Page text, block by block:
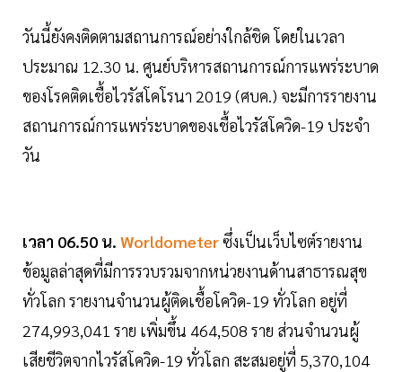
วันนี้ยังคงติดตามสถานการณ์อย่างใกล้ชิด โดยในเวลา
ประมาณ 12.30 น. ศูนย์บริหารสถานการณ์การแพร่ระบาด
ของโรคติดเชื้อไวรัสโคโรนา 2019 (ศบค.) จะมีการรายงาน
สถานการณ์การแพร่ระบาดของเชื้อไวรัสโควิด-19 ประจำ
วัน
เวลา 06.50 น. Worldometerซึ่งเป็นเว็บไซต์รายงาน
ข้อมูลล่าสุดที่มีการรวบรวมจากหน่วยงานด้านสาธารณสุข
ทั่วโลก รายงานจำนวนผู้ติดเชื้อโควิด-19 ทั่วโลก อยู่ที่
274,993,041 ราย เพิ่มขึ้น 464,508 ราย ส่วนจำนวนผู้
เสียชีวิตจากไวรัสโควิด-19 ทั่วโลก สะสมอยู่ที่ 5,370,104